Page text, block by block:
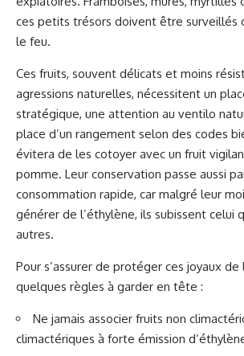
ces petits trésors doivent être surveillés
le feu.
Ces fruits, souvent délicats et moins
agressions naturelles, nécessitent un
stratégique, une attention au ventilo
place d’un rangement selon des codes
évitera de les cotoyer avec un fruit
pomme. Leur conservation passe aussi
consommation rapide, car malgré leur
générer de l’éthylène, ils subissent celui
autres.
Pour s’assurer de protéger ces joyaux de
quelques règles à garder en tête :
Ne jamais associer fruits non
climactériques à forte émission